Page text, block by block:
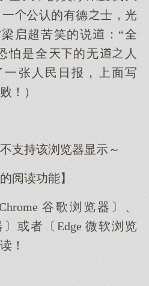
公认的有德士，光
启超苦笑的说：“全
怕是全的无人
张人民日报，面写
！）
支持该浏览器显示～
阅读功能】
谷歌浏览器〕、
〕或者〔Edge 微软浏览
！